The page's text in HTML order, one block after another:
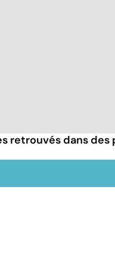
retrouvés dans des